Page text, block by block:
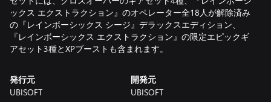
ックス エクストラクション』のオペレーター全18人が解除済み
の『レインボーシックス シージ』デラックスエディション、
『レインボーシックス エクストラクション』の限定エピックギ
アセット3種とXPブーストも含まれます。
発行元
UBISOFT
開発元
UBISOFT